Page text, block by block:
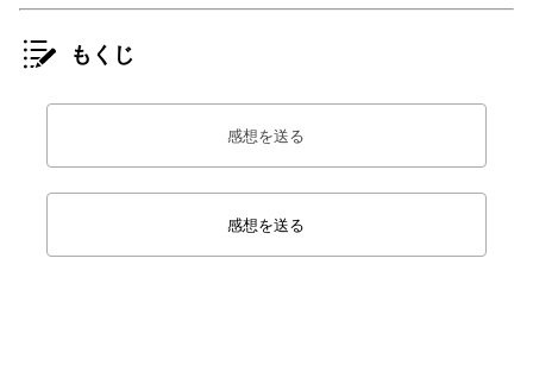
もくじ
感想を送る
感想を送る